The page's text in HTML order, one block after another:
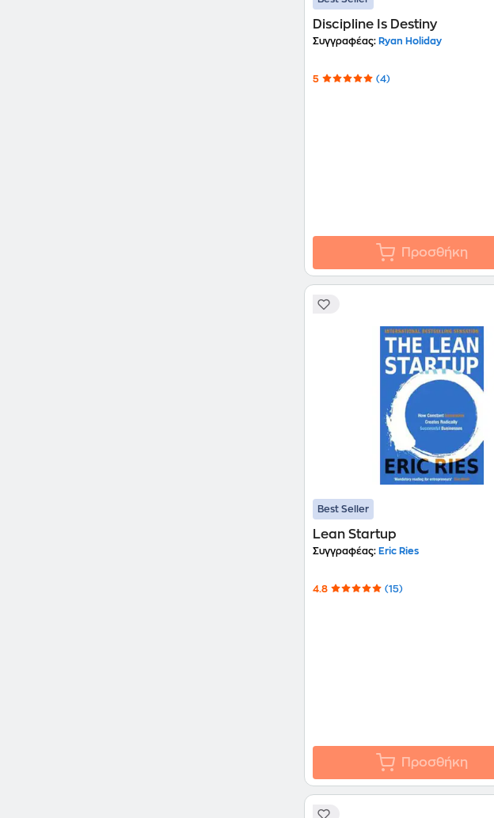
Discipline Is Destiny
Συγγραφέας: Ryan Holiday
5 (4)
Προσθήκη
Best Seller
Lean Startup
Συγγραφέας: Eric Ries
4.8 (15)
Προσθήκη